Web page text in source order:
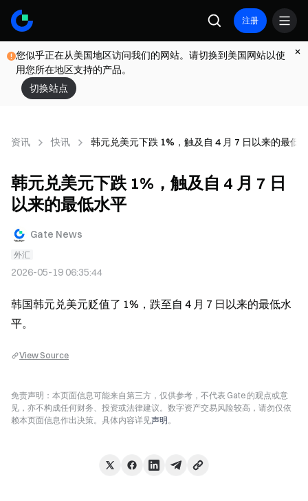
注册
您似乎正在从美国地区访问我们的网站。请切换到美国网站以使
用您所在地区支持的产品。
切换站点
资讯 快讯 韩元兑美元下跌 1%，触及自 4 月 7 日以来的最低
韩元兑美元下跌 1%，触及自 4 月 7 日
以来的最低水平
Gate News
外汇
2026-05-19 06:35:44
韩国韩元兑美元贬值了 1%，跌至自 4 月 7 日以来的最低水
平。
View Source
免责声明：本页面信息可能来自第三方，仅供参考，不代表 Gate 的观点或意
见，亦不构成任何财务、投资或法律建议。数字资产交易风险较高，请勿仅依
赖本页面信息作出决策。具体内容详见声明。